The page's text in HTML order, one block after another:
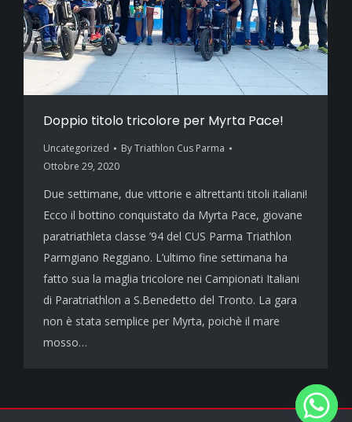
Doppio titolo tricolore per Myrta Pace!
Uncategorized ByTriathlon Cus Parma
Ottobre 29, 2020
Due settimane, due vittorie e altrettanti titoli italiani!
Ecco il bottino conquistato da Myrta Pace, giovane
paratriathleta classe ’94 del CUS Parma Triathlon
Parmgiano Reggiano. L’ultimo fine settimana ha
fatto sua la maglia tricolore nei Campionati Italiani
di Paratriathlon a S.Benedetto del Tronto. La gara
non è stata semplice per Myrta, poichè il mare
mosso…